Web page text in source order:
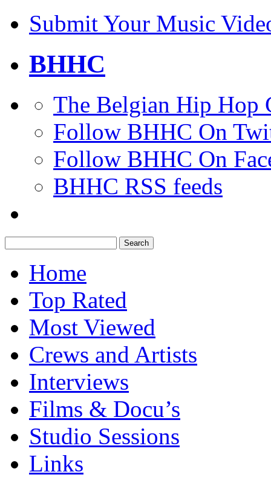
Submit Your Music
BHHC
The Belgian Hip Hop
Follow BHHC On
Follow BHHC On
BHHC RSS feeds
for:
Home
Top Rated
Most Viewed
Crews and Artists
Interviews
Films & Docu’s
Studio Sessions
Links